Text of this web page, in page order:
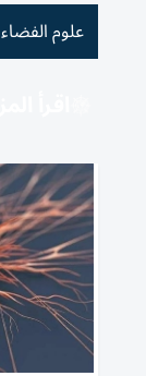
علوم الفضاء